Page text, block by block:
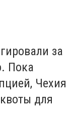
за
Пока
Чехия
для